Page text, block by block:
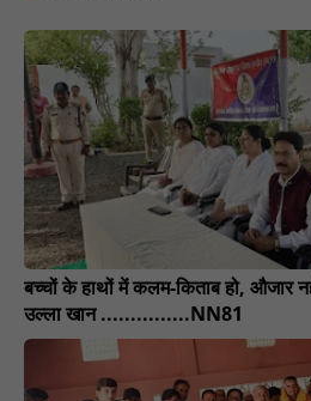
बच्चों के हाथों में कलम-किताब हो, औजार
उल्ला खान ...............NN81